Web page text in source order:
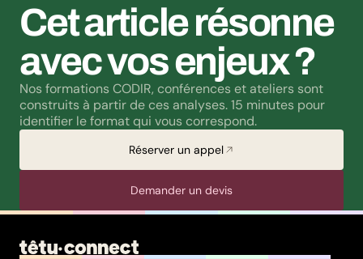
Cet article résonne
avec vos enjeux ?
Nos formations CODIR, conférences et ateliers sont
construits à partir de ces analyses. 15 minutes pour
identifier le format qui vous correspond.
Réserver un appel
Demander un devis